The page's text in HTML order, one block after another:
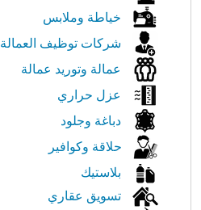
خياطة وملابس
شركات توظيف العمالة
عمالة وتوريد عمالة
عزل حراري
دباغة وجلود
حلاقة وكوافير
بلاستيك
تسويق عقاري